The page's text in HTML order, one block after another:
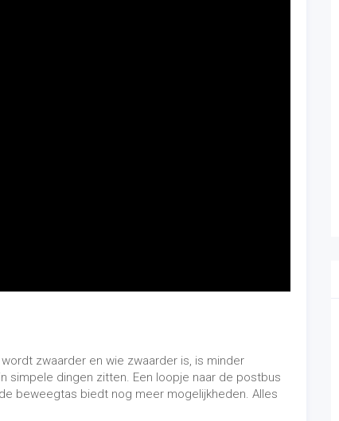
zwaarder en wie zwaarder is, is minder
simpele dingen zitten. Een loopje naar de postbus
beweegtas biedt nog meer mogelijkheden. Alles